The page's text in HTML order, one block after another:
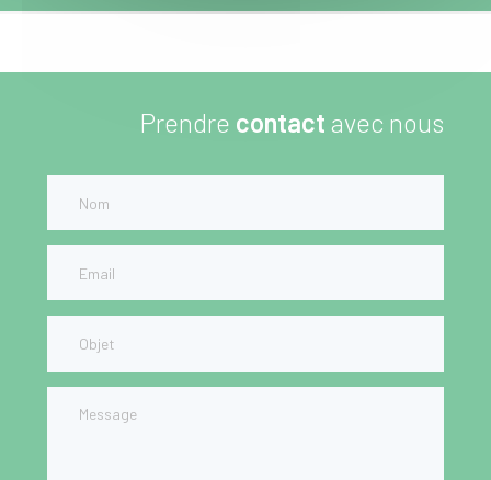
Prendre contact avec nous